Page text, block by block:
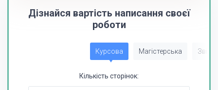
Дізнайся вартість написання своєї
роботи
Курсова Магістерська Звіт
Кількість сторінок: